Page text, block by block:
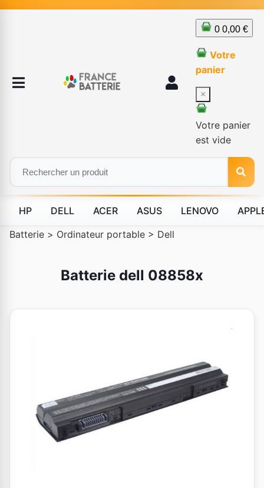
0 0,00 €
Votre
panier
×
Votre panier
est vide
HP DELL ACER ASUS LENOVO
Batterie > Ordinateur portable > Dell
Batterie dell 08858x